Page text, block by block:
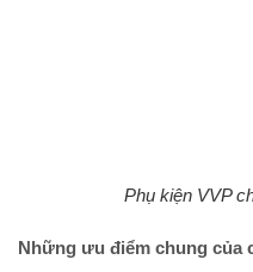
Phụ kiện VVP
Những ưu điểm chung của